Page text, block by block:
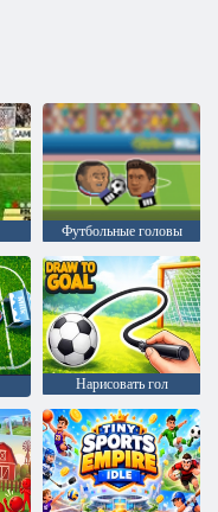
Футбольные головы
Нарисовать гол